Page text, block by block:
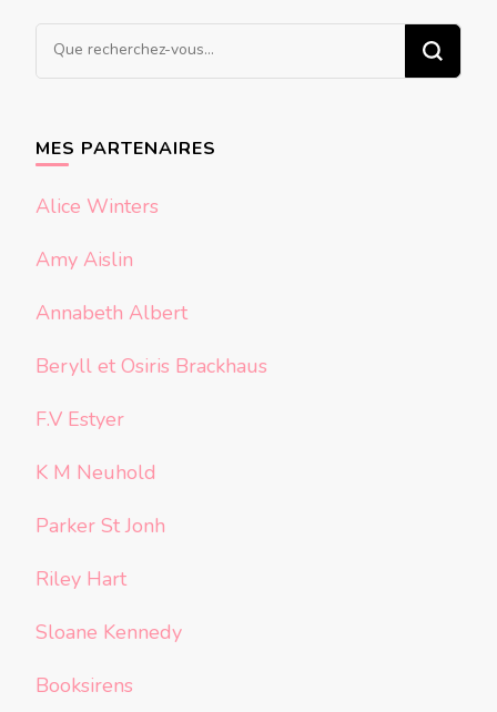
Vous
MES PARTENAIRES
Alice Winters
Amy Aislin
Annabeth Albert
Beryll et Osiris Brackhaus
F.V Estyer
K M Neuhold
Parker St Jonh
Riley Hart
Sloane Kennedy
Booksirens